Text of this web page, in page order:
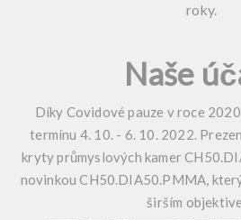
roky.
Naše
Díky Covidové pauze v roce
termínu 4. 10. - 6. 10. 2022.
kryty průmyslových kamer
novinkou CH50.DIA50.PMMA,
širším